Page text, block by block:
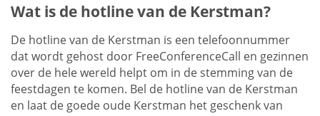
Wat is de hotline van de Kerstman?
De hotline van de Kerstman is een telefoonnummer
dat wordt gehost door FreeConferenceCall en gezinnen
over de hele wereld helpt om in de stemming van de
feestdagen te komen. Bel de hotline van de Kerstman
en laat de goede oude Kerstman het geschenk van